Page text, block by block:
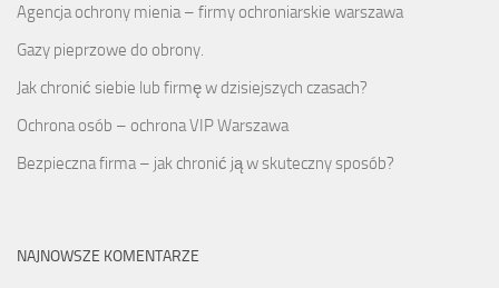
Agencja ochrony mienia – firmy ochroniarskie warszawa
Gazy pieprzowe do obrony.
Jak chronić siebie lub firmę w dzisiejszych czasach?
Ochrona osób – ochrona VIP Warszawa
Bezpieczna firma – jak chronić ją w skuteczny sposób?
NAJNOWSZE KOMENTARZE